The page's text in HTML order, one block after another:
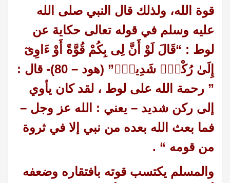
قوة الله، ولذلك قال النبي صلى الله
عليه وسلم في قوله تعالى حكاية عن
لوط : “قَالَ لَوْ أَنَّ لِى بِكُمْ قُوَّةً أَوْ ءَاوِىٓ
إِلَىٰ رُكْنٍۢ شَدِيدٍۢ” (هود – 80)- قال :
” رحمة الله على لوط ، لقد كان يأوي
إلى ركن شديد – يعني : الله عز وجل –
فما بعث الله بعده من نبي إلا في ثروة
من قومه “ .
والمسلم يكتسب قوته بافتقاره وضعفه